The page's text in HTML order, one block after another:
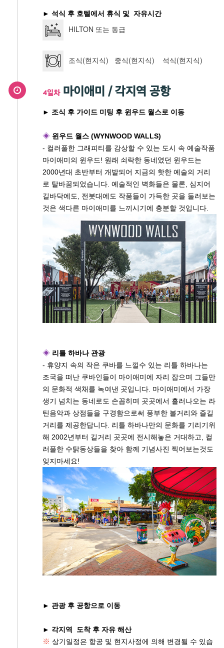
► 석식 후 호텔에서 휴식 및 자유시간
HILTON 또는 동급
조식(현지식) 중식(현지식) 석식(현지식)
4일차마이애미 / 각지역 공항
► 조식 후 가이드 미팅 후 윈우드 월스로 이동
◈ 윈우드 월스 (WYNWOOD WALLS)
- 컬러풀한 그래피티를 감상할 수 있는 도시 속 예술작품
마이애미의 윈우드! 원래 쇠락한 동네였던 윈우드는
2000년대 초반부터 개발되어 지금의 핫한 예술의 거리
로 탈바꿈되었습니다. 예술적인 벽화들은 물론, 심지어
길바닥에도, 전봇대에도 작품들이 가득한 곳을 둘러보는
것은 색다른 마이애미를 느끼시기에 충분할 것입니다.
◈ 리틀 하바나 관광
- 휴양지 속의 작은 쿠바를 느낄수 있는 리틀 하바나는
조국을 떠난 쿠바인들이 마이애미에 자리 잡으며 그들만
의 문화적 색채를 녹여낸 곳입니다. 마이애미에서 가장
생기 넘치는 동네로도 손꼽히며 곳곳에서 흘러나오는 라
틴음악과 상점들을 구경함으로써 풍부한 볼거리와 즐길
거리를 제공한답니다. 리틀 하바나만의 문화를 기리기위
해 2002년부터 길거리 곳곳에 전시해놓은 거대하고, 컬
러풀한 수탉동상들을 찾아 함께 기념사진 찍어보는것도
잊지마세요!
► 관광 후 공항으로 이동
► 각지역 도착 후 자유 해산
※ 상기일정은 항공 및 현지사정에 의해 변경될 수 있습